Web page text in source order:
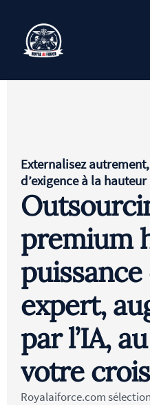
Externalisez
d’exigence à la
premium
puissance
expert,
par l’IA,
votre
Royalaiforce.com